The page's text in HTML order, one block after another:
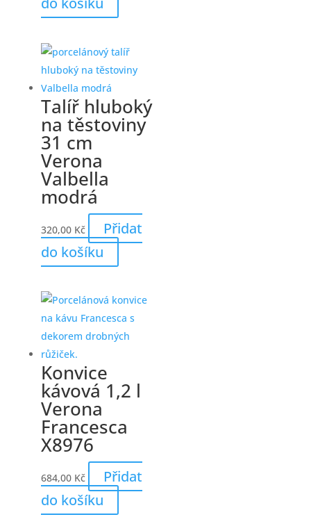
Talíř hluboký
na těstoviny
31 cm
Verona
Valbella
modrá
320,00 Kč
Přidat
do košíku
Konvice
kávová 1,2 l
Verona
Francesca
X8976
684,00 Kč
Přidat
do košíku